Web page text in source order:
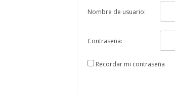
Nombre de usuario:
Contraseña:
Recordar mi contraseña